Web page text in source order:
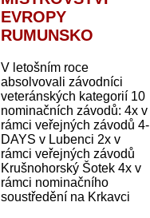
EVROPY
RUMUNSKO
V letošním roce
absolvovali závodníci
veteránských kategorií 10
nominačních závodů: 4x v
rámci veřejných závodů 4-
DAYS v Lubenci 2x v
rámci veřejných závodů
Krušnohorský Šotek 4x v
rámci nominačního
soustředění na Krkavci